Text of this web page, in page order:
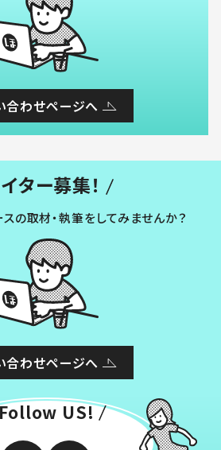
合わせページへ
ター募集！
の取材・執筆をしてみませんか？
合わせページへ
US!